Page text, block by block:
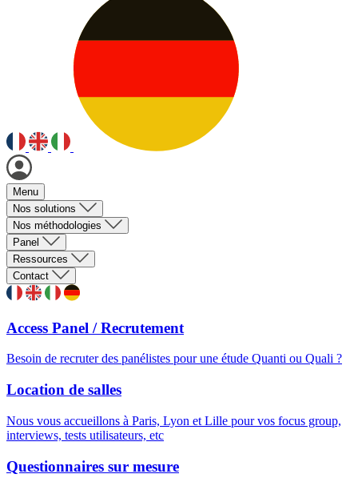
Menu
Nos solutions
Nos méthodologies
Panel
Ressources
Contact
Access Panel / Recrutement
Besoin de recruter des panélistes pour une étude Quanti ou Quali ?
Location de salles
Nous vous accueillons à Paris, Lyon et Lille pour vos focus group,
interviews, tests utilisateurs, etc
Questionnaires sur mesure